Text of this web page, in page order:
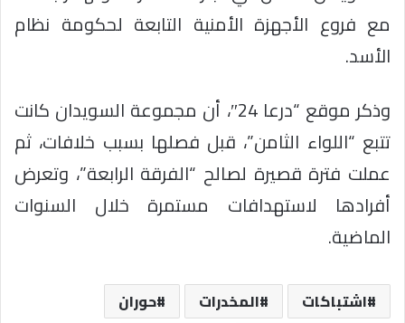
مع فروع الأجهزة الأمنية التابعة لحكومة نظام
الأسد.
وذكر موقع “درعا 24″، أن مجموعة السويدان كانت
تتبع “اللواء الثامن”، قبل فصلها بسبب خلافات، ثم
عملت فترة قصيرة لصالح “الفرقة الرابعة”، وتعرض
أفرادها لاستهدافات مستمرة خلال السنوات
الماضية.
اشتباكات المخدرات
حوران